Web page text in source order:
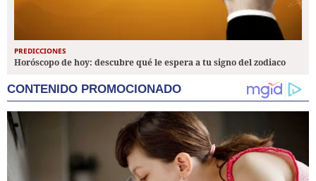
PREDICCIONES
Horóscopo de hoy: descubre qué le espera a tu signo del zodiaco
CONTENIDO PROMOCIONADO